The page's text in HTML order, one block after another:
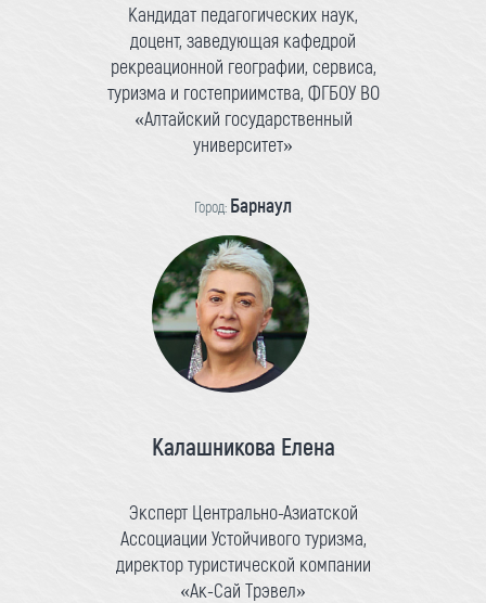
Кандидат педагогических наук,
доцент, заведующая кафедрой
рекреационной географии, сервиса,
туризма и гостеприимства, ФГБОУ ВО
«Алтайский государственный
университет»
Город: Барнаул
Калашникова Елена
Эксперт Центрально-Азиатской
Ассоциации Устойчивого туризма,
директор туристической компании
«Ак-Сай Трэвел»